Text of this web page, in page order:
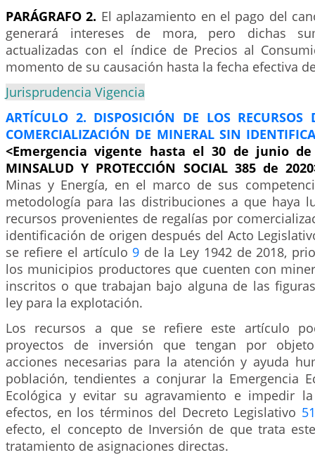
PARÁGRAFO 2. El aplazamiento en el pago del
generará intereses de mora, pero dichas
actualizadas con el índice de Precios al
momento de su causación hasta la fecha efectiva
Jurisprudencia Vigencia
ARTÍCULO 2. DISPOSICIÓN DE LOS RECURSOS
COMERCIALIZACIÓN DE MINERAL SIN
<Emergencia vigente hasta el 30 de junio de
MINSALUD Y PROTECCIÓN SOCIAL 385 de
Minas y Energía, en el marco de sus
metodología para las distribuciones a que haya
recursos provenientes de regalías por
identificación de origen después del Acto
se refiere el artículo 9 de la Ley 1942 de 2018,
los municipios productores que cuenten con
inscritos o que trabajan bajo alguna de las
ley para la explotación.
Los recursos a que se refiere este artículo
proyectos de inversión que tengan por
acciones necesarias para la atención y ayuda
población, tendientes a conjurar la Emergencia
Ecológica y evitar su agravamiento e impedir
efectos, en los términos del Decreto Legislativo
efecto, el concepto de Inversión de que trata
tratamiento de asignaciones directas.